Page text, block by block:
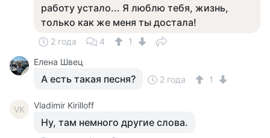
работу устало... Я люблю тебя, жизнь,
только как же меня ты достала!
2 года 4
1
Елена Швец
А есть такая песня? 2 года 1
VK Vladimir Kirilloff
Ну, там немного другие слова.